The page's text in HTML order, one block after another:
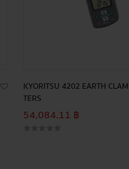
KYORITSU 4202 EARTH
TERS
54,084.11 ฿